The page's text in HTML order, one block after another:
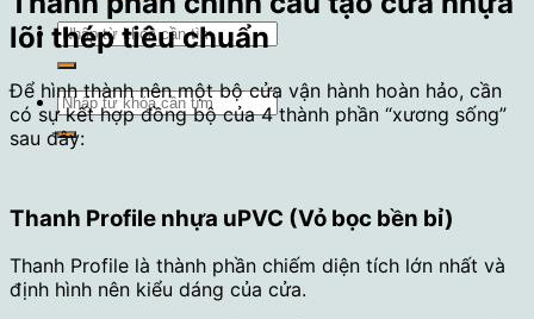
Tìm
kiếm:
Tìm
kiếm:
lõi thép tiêu chuẩn
Để hình thành nên một bộ cửa vận hành hoàn hảo, cần
có sự kết hợp đồng bộ của 4 thành phần “xương sống”
sau đây:
Thanh Profile nhựa uPVC (Vỏ bọc bền bỉ)
Thanh Profile là thành phần chiếm diện tích lớn nhất và
định hình nên kiểu dáng của cửa.